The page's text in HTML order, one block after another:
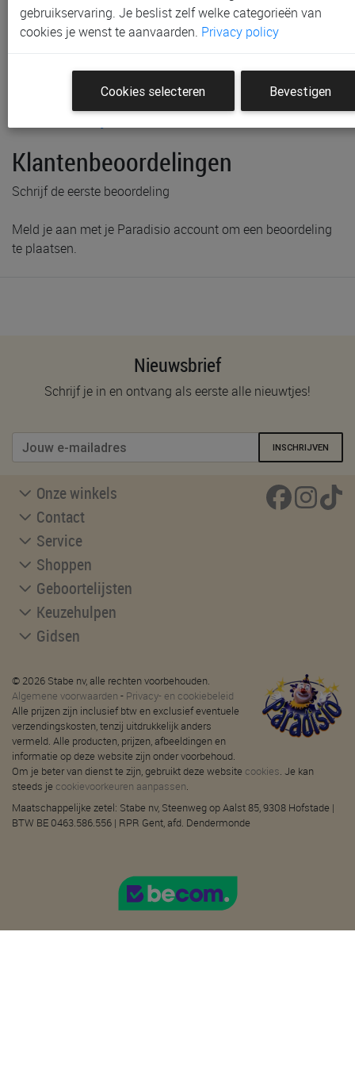
Productinformatie & specificaties
Voorraad bij Paradisio
Klantenbeoordelingen
Schrijf de eerste beoordeling
Meld je aan met je Paradisio account om een beoordeling
te plaatsen.
Nieuwsbrief
Schrijf je in en ontvang als eerste alle nieuwtjes!
INSCHRIJVEN
Onze winkels
Contact
Service
Shoppen
Geboortelijsten
Keuzehulpen
Gidsen
© 2026 Stabe nv, alle rechten voorbehouden.
Algemene voorwaarden - Privacy- en cookiebeleid
Alle prijzen zijn inclusief btw en exclusief eventuele
verzendingskosten, tenzij uitdrukkelijk anders
vermeld. Alle producten, prijzen, afbeeldingen en
informatie op deze website zijn onder voorbehoud.
Om je beter van dienst te zijn, gebruikt deze website cookies. Je kan
steeds je cookievoorkeuren aanpassen.
Maatschappelijke zetel: Stabe nv, Steenweg op Aalst 85, 9308 Hofstade |
BTW BE 0463.586.556 | RPR Gent, afd. Dendermonde
gebruikservaring. Je beslist zelf welke categorieën van
cookies je wenst te aanvaarden. Privacy policy
Cookies selecteren Bevestigen